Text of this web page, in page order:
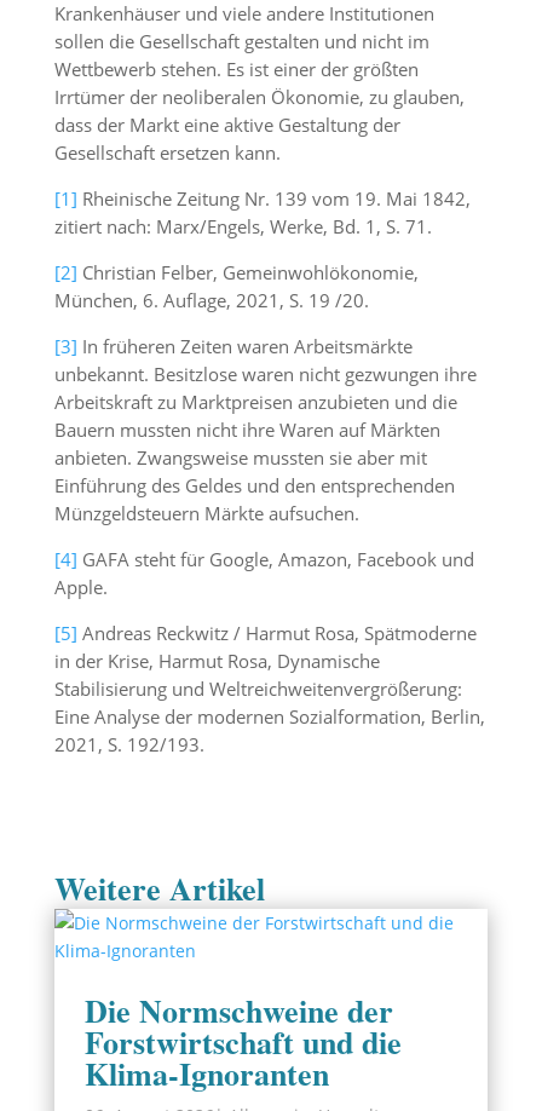
Krankenhäuser und viele andere Institutionen
sollen die Gesellschaft gestalten und nicht im
Wettbewerb stehen. Es ist einer der größten
Irrtümer der neoliberalen Ökonomie, zu glauben,
dass der Markt eine aktive Gestaltung der
Gesellschaft ersetzen kann.
[1] Rheinische Zeitung Nr. 139 vom 19. Mai 1842,
zitiert nach: Marx/Engels, Werke, Bd. 1, S. 71.
[2] Christian Felber, Gemeinwohlökonomie,
München, 6. Auflage, 2021, S. 19 /20.
[3] In früheren Zeiten waren Arbeitsmärkte
unbekannt. Besitzlose waren nicht gezwungen ihre
Arbeitskraft zu Marktpreisen anzubieten und die
Bauern mussten nicht ihre Waren auf Märkten
anbieten. Zwangsweise mussten sie aber mit
Einführung des Geldes und den entsprechenden
Münzgeldsteuern Märkte aufsuchen.
[4] GAFA steht für Google, Amazon, Facebook und
Apple.
[5] Andreas Reckwitz / Harmut Rosa, Spätmoderne
in der Krise, Harmut Rosa, Dynamische
Stabilisierung und Weltreichweitenvergrößerung:
Eine Analyse der modernen Sozialformation, Berlin,
2021, S. 192/193.
Weitere Artikel
Die Normschweine der
Forstwirtschaft und die
Klima-Ignoranten